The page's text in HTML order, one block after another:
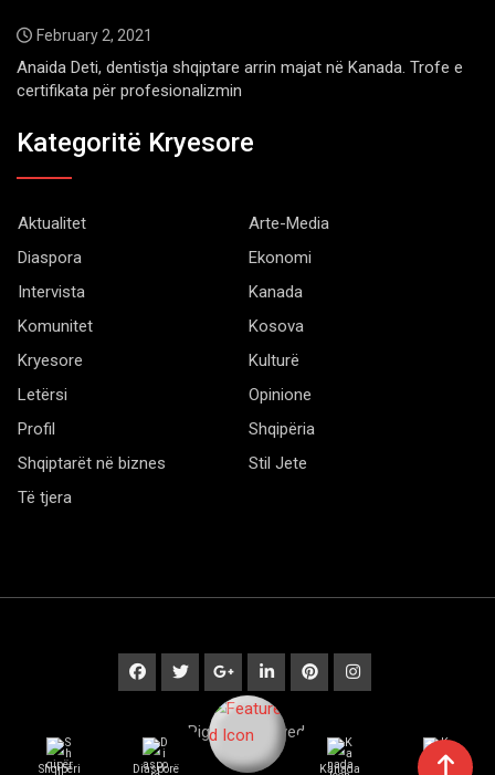
February 2, 2021
Anaida Deti, dentistja shqiptare arrin majat në Kanada. Trofe e
certifikata për profesionalizmin
Kategoritë Kryesore
Aktualitet
Arte-Media
Diaspora
Ekonomi
Intervista
Kanada
Komunitet
Kosova
Kryesore
Kulturë
Letërsi
Opinione
Profil
Shqipëria
Shqiptarët në biznes
Stil Jete
Të tjera
© 2020 Barta. All Rights Reserved. by
Shqipëri Diasporë Kanada Kulturë